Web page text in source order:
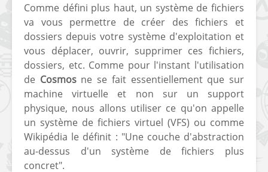
Comme défini plus haut, un système de fichiers
va vous permettre de créer des fichiers et
dossiers depuis votre système d'exploitation et
vous déplacer, ouvrir, supprimer ces fichiers,
dossiers, etc. Comme pour l'instant l'utilisation
de Cosmosne se fait essentiellement que sur
machine virtuelle et non sur un support
physique, nous allons utiliser ce qu'on appelle
un système de fichiers virtuel (VFS) ou comme
Wikipédia le définit : "Une couche d'abstraction
au-dessus d'un système de fichiers plus
concret".
[PSP] Débricker une
PSP 2000/3000 est
désormais
possible avec Baryon
Sweeper !
[PS4] TUTO - Hacker
/ Jailbreaker sa PS4
en 6.72
[PS4] Le point sur le
fameux jailbreak pour
[Switch]
SX Lite :
prévoir
de test
[3DS]
TUTO -
jouer à
« .CIA »
[PSP]